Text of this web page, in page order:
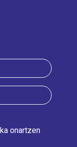
onartzen